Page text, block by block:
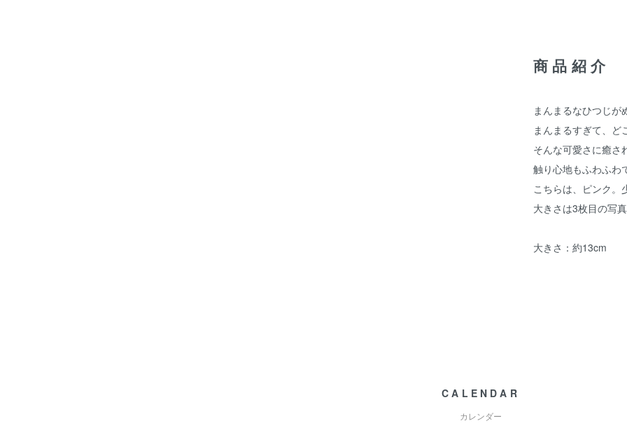
商品紹介
まんまるなひつじが
まんまるすぎて、ど
そんな可愛さに癒さ
触り心地もふわふわ
こちらは、ピンク。
大きさは3枚目の写
大きさ：約13cm
CALENDAR
カレンダー